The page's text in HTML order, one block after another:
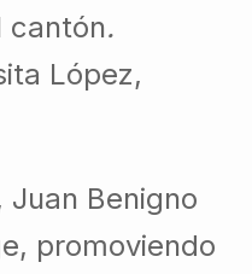
cantón.
López,
Benigno
promoviendo